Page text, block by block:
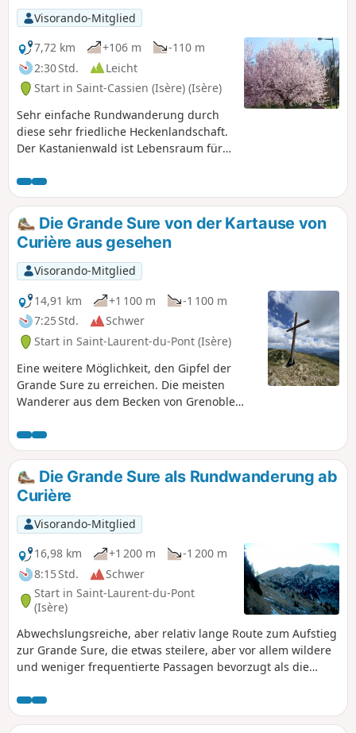
Visorando-Mitglied
7,72 km
+106 m
-110 m
2:30 Std.
Leicht
Start in Saint-Cassien (Isère) (Isère)
Sehr einfache Rundwanderung durch
diese sehr friedliche Heckenlandschaft.
Der Kastanienwald ist Lebensraum für
Wanderung sollte vorzugsweise im
Frühling oder an den letzten schönen
Herbsttagen unternommen werden.
Die Grande Sure von der Kartause von
Curière aus gesehen
Visorando-Mitglied
14,91 km
+1 100 m
-1 100 m
7:25 Std.
Schwer
Start in Saint-Laurent-du-Pont (Isère)
Eine weitere Möglichkeit, den Gipfel der
Grande Sure zu erreichen. Die meisten
Wanderer aus dem Becken von Grenoble
Charmette. Für diejenigen, die aus dem
vorderen Teil Savoyens kommen, ist der
Zugang über Saint-Laurent-du-Pont und die
Chartreuse de Curière eine interessante
Alternative. Vom Startpunkt (5) aus ist die
Route wenig frequentiert.
Die Grande Sure als Rundwanderung ab
Curière
Visorando-Mitglied
16,98 km
+1 200 m
-1 200 m
8:15 Std.
Schwer
Start in Saint-Laurent-du-Pont
(Isère)
Abwechslungsreiche, aber relativ lange Route zum Aufstieg
zur Grande Sure, die etwas steilere, aber vor allem wildere
und weniger frequentierte Passagen bevorzugt als die